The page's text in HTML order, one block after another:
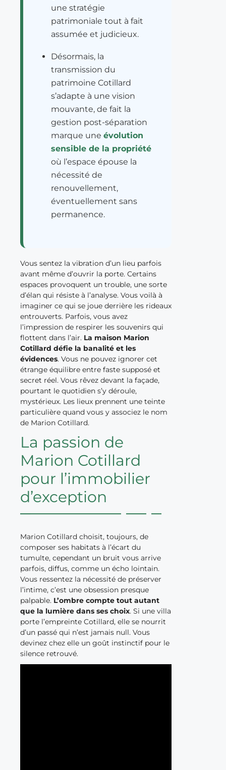
une stratégie
patrimoniale tout à fait
assumée et judicieux.
Désormais, la
transmission du
patrimoine Cotillard
s’adapte à une vision
mouvante, de fait la
gestion post-séparation
marque une évolution
sensible de la propriété
où l’espace épouse la
nécessité de
renouvellement,
éventuellement sans
permanence.
Vous sentez la vibration d’un lieu parfois
avant même d’ouvrir la porte. Certains
espaces provoquent un trouble, une sorte
d’élan qui résiste à l’analyse. Vous voilà à
imaginer ce qui se joue derrière les rideaux
entrouverts. Parfois, vous avez
l’impression de respirer les souvenirs qui
flottent dans l’air. La maison Marion
Cotillard défie la banalité et les
évidences. Vous ne pouvez ignorer cet
étrange équilibre entre faste supposé et
secret réel. Vous rêvez devant la façade,
pourtant le quotidien s’y déroule,
mystérieux. Les lieux prennent une teinte
particulière quand vous y associez le nom
de Marion Cotillard.
La passion de
Marion Cotillard
pour l’immobilier
d’exception
Marion Cotillard choisit, toujours, de
composer ses habitats à l’écart du
tumulte, cependant un bruit vous arrive
parfois, diffus, comme un écho lointain.
Vous ressentez la nécessité de préserver
l’intime, c’est une obsession presque
palpable. L’ombre compte tout autant
que la lumière dans ses choix. Si une villa
porte l’empreinte Cotillard, elle se nourrit
d’un passé qui n’est jamais null. Vous
devinez chez elle un goût instinctif pour le
silence retrouvé.